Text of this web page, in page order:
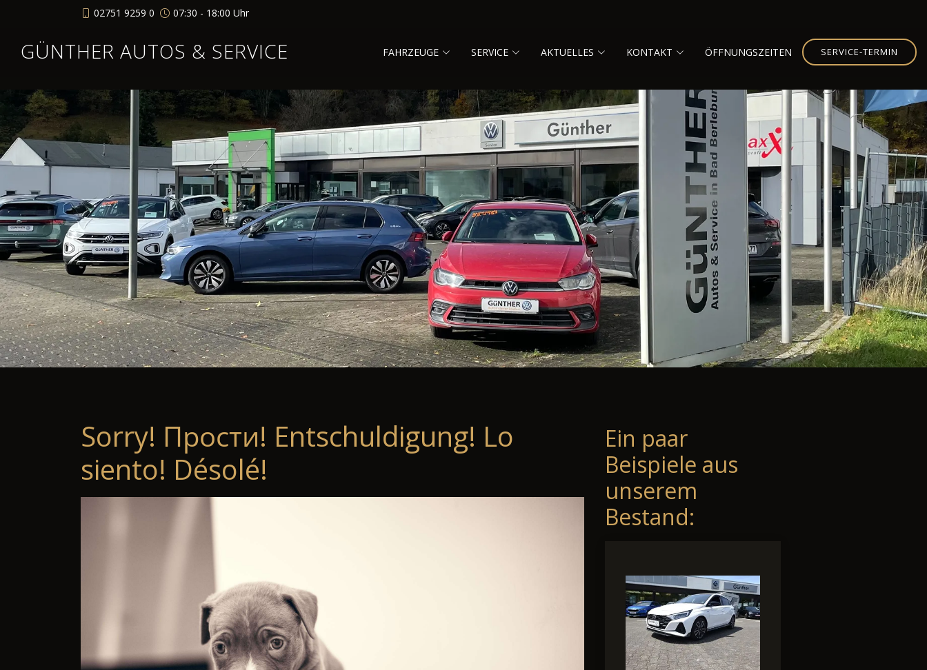
02751 9259 0 07:30 - 18:00 Uhr
GÜNTHER AUTOS & SERVICE FAHRZEUGE SERVICE AKTUELLES KONTAKT ÖFFNUNGSZEITEN SERVICE-TERMIN
Sorry! Прости! Entschuldigung! Lo
siento! Désolé!
Ein paar
Beispiele aus
unserem
Bestand: